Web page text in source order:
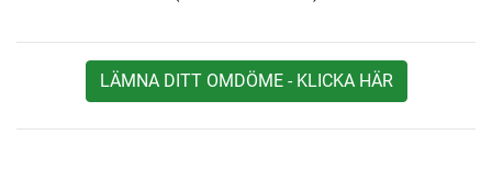
LÄMNA DITT OMDÖME - KLICKA HÄR